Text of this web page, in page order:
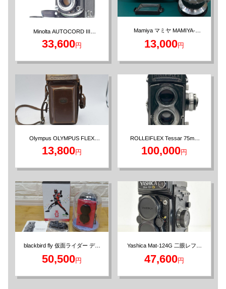
Minolta AUTOCORD III
カメラ
33,600円
Mamiya マミヤ MAMIYA-
交換レンズ
13,000円
Olympus OLYMPUS FLEX
ラ
13,800円
ROLLEIFLEX Tessar 75mm
100,000円
blackbird fly 仮面ライダー ディ
50,500円
Yashica Mat-124G 二眼レフカ
47,600円